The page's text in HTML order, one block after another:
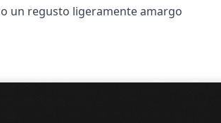
un regusto ligeramente amargo